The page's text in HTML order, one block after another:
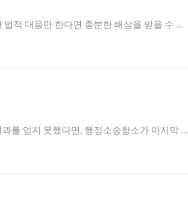
적 대응만 한다면 충분한 배상을 받을 수 있
를 얻지 못했다면, 행정소송항소가 마지막 기